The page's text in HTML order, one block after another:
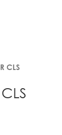
CLS